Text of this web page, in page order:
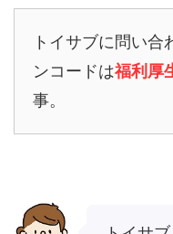
トイサブに問い合
ンコードは福利厚
事。